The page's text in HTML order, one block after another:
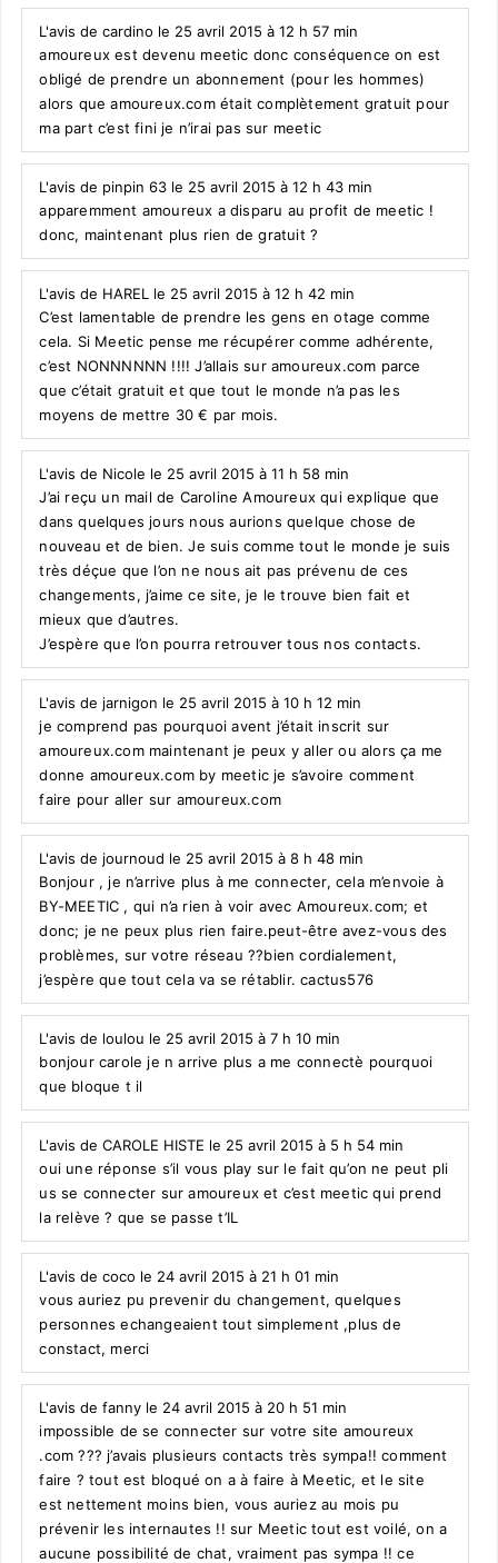
L'avis de cardino le 25 avril 2015 à 12 h 57 min
amoureux est devenu meetic donc conséquence on est
obligé de prendre un abonnement (pour les hommes)
alors que amoureux.com était complètement gratuit pour
ma part c’est fini je n’irai pas sur meetic
L'avis de pinpin 63 le 25 avril 2015 à 12 h 43 min
apparemment amoureux a disparu au profit de meetic !
donc, maintenant plus rien de gratuit ?
L'avis de HAREL le 25 avril 2015 à 12 h 42 min
C’est lamentable de prendre les gens en otage comme
cela. Si Meetic pense me récupérer comme adhérente,
c’est NONNNNNN !!!! J’allais sur amoureux.com parce
que c’était gratuit et que tout le monde n’a pas les
moyens de mettre 30 € par mois.
L'avis de Nicole le 25 avril 2015 à 11 h 58 min
J’ai reçu un mail de Caroline Amoureux qui explique que
dans quelques jours nous aurions quelque chose de
nouveau et de bien. Je suis comme tout le monde je suis
très déçue que l’on ne nous ait pas prévenu de ces
changements, j’aime ce site, je le trouve bien fait et
mieux que d’autres.
J’espère que l’on pourra retrouver tous nos contacts.
L'avis de jarnigon le 25 avril 2015 à 10 h 12 min
je comprend pas pourquoi avent j’était inscrit sur
amoureux.com maintenant je peux y aller ou alors ça me
donne amoureux.com by meetic je s’avoire comment
faire pour aller sur amoureux.com
L'avis de journoud le 25 avril 2015 à 8 h 48 min
Bonjour , je n’arrive plus à me connecter, cela m’envoie à
BY-MEETIC , qui n’a rien à voir avec Amoureux.com; et
donc; je ne peux plus rien faire.peut-être avez-vous des
problèmes, sur votre réseau ??bien cordialement,
j’espère que tout cela va se rétablir. cactus576
L'avis de loulou le 25 avril 2015 à 7 h 10 min
bonjour carole je n arrive plus a me connectè pourquoi
que bloque t il
L'avis de CAROLE HISTE le 25 avril 2015 à 5 h 54 min
oui une réponse s’il vous play sur le fait qu’on ne peut pli
us se connecter sur amoureux et c’est meetic qui prend
la relève ? que se passe t’IL
L'avis de coco le 24 avril 2015 à 21 h 01 min
vous auriez pu prevenir du changement, quelques
personnes echangeaient tout simplement ,plus de
constact, merci
L'avis de fanny le 24 avril 2015 à 20 h 51 min
impossible de se connecter sur votre site amoureux
.com ??? j’avais plusieurs contacts très sympa!! comment
faire ? tout est bloqué on a à faire à Meetic, et le site
est nettement moins bien, vous auriez au mois pu
prévenir les internautes !! sur Meetic tout est voilé, on a
aucune possibilité de chat, vraiment pas sympa !! ce